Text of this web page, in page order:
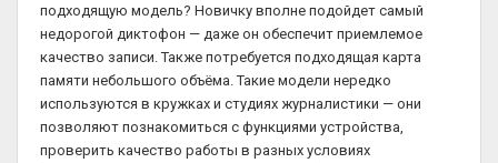
подходящую модель? Новичку вполне подойдет самый
недорогой диктофон — даже он обеспечит приемлемое
качество записи. Также потребуется подходящая карта
памяти небольшого объёма. Такие модели нередко
используются в кружках и студиях журналистики — они
позволяют познакомиться с функциями устройства,
проверить качество работы в разных условиях